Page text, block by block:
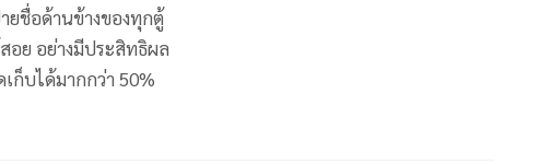
ยชื่อด้านข้างของทุกตู้
อย อย่างมีประสิทธิผล
ก็บได้มากกว่า 50%